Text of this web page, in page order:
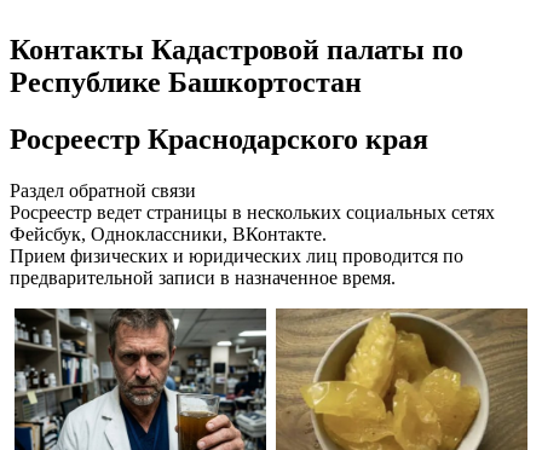
Контакты Кадастровой палаты по
Республике Башкортостан
Росреестр Краснодарского края
Раздел обратной связи
Росреестр ведет страницы в нескольких социальных сетях
Фейсбук, Одноклассники, ВКонтакте.
Прием физических и юридических лиц проводится по
предварительной записи в назначенное время.